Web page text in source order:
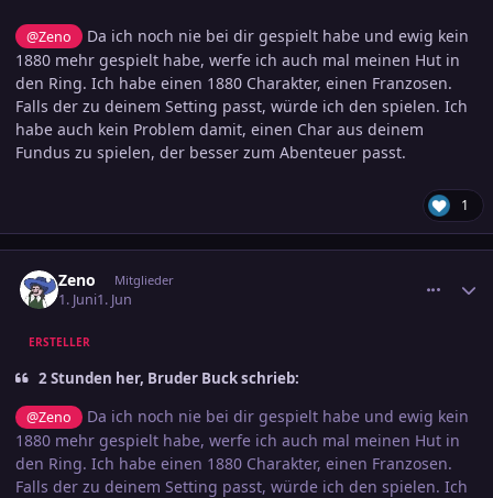
@Zeno
Da ich noch nie bei dir gespielt habe und ewig kein
1880 mehr gespielt habe, werfe ich auch mal meinen Hut in
den Ring. Ich habe einen 1880 Charakter, einen Franzosen.
Falls der zu deinem Setting passt, würde ich den spielen. Ich
habe auch kein Problem damit, einen Char aus deinem
Fundus zu spielen, der besser zum Abenteuer passt.
1
Zeno Mitglieder
1. Juni1. Jun
ERSTELLER
2 Stunden her, Bruder Buck schrieb:
@Zeno
Da ich noch nie bei dir gespielt habe und ewig kein
1880 mehr gespielt habe, werfe ich auch mal meinen Hut in
den Ring. Ich habe einen 1880 Charakter, einen Franzosen.
Falls der zu deinem Setting passt, würde ich den spielen. Ich